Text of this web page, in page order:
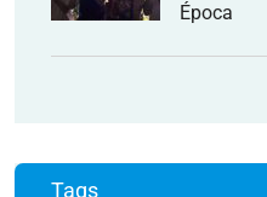
Época
Tags